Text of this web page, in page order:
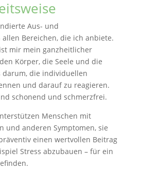
Aus- und
Bereichen, die ich anbiete.
mir mein ganzheitlicher
Körper, die Seele und die
darum, die individuellen
und darauf zu reagieren.
schonend und schmerzfrei.
Menschen mit
und anderen Symptomen, sie
einen wertvollen Beitrag
Stress abzubauen – für ein